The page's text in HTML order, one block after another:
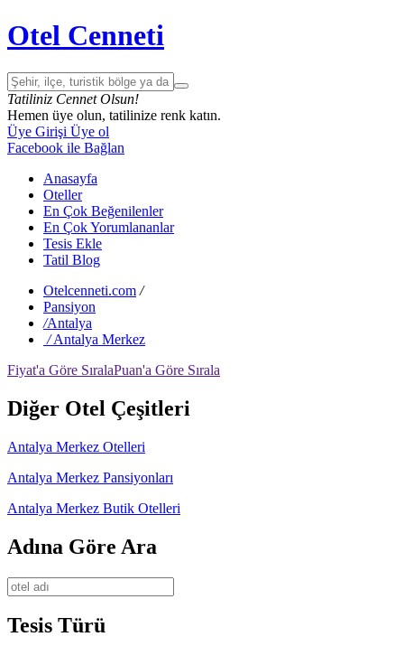
Otel Cenneti
Tatiliniz Cennet Olsun!
Hemen üye olun, tatilinize renk katın.
Üye Girişi Üye ol
Facebook ile Bağlan
Anasayfa
Oteller
En Çok Beğenilenler
En Çok Yorumlananlar
Tesis Ekle
Tatil Blog
Otelcenneti.com /
Pansiyon
/Antalya
/ Antalya Merkez
Fiyat'a Göre SıralaPuan'a Göre Sırala
Diğer Otel Çeşitleri
Antalya Merkez Otelleri
Antalya Merkez Pansiyonları
Antalya Merkez Butik Otelleri
Adına Göre Ara
Tesis Türü